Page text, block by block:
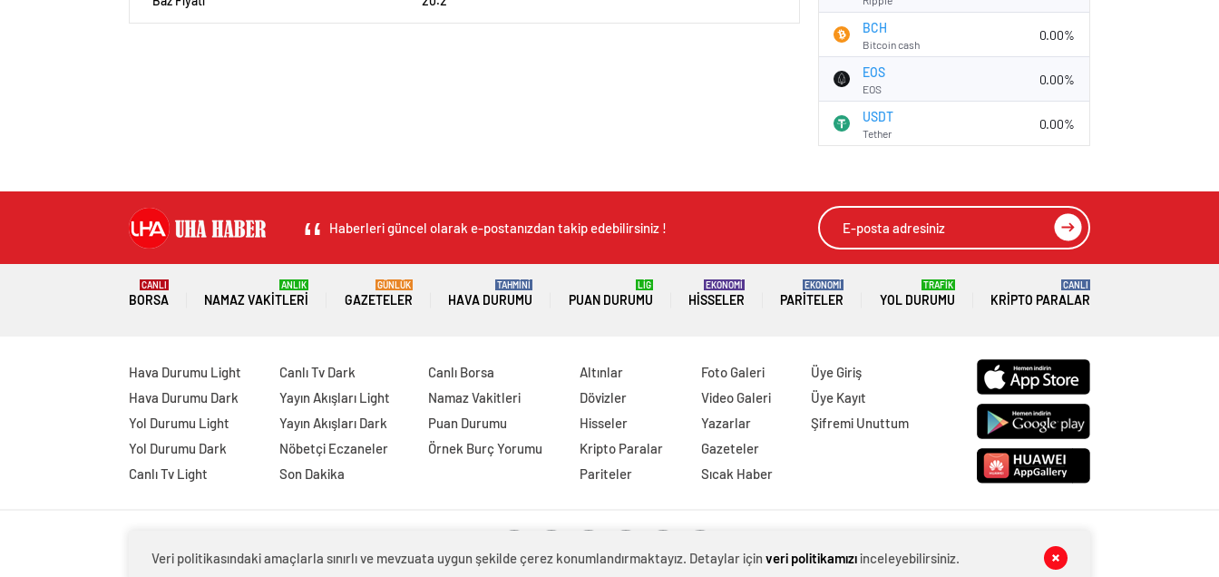
BCH
Bitcoin cash
0.00%
EOS
EOS
0.00%
USDT
Tether
0.00%
Haberleri güncel olarak e-postanızdan takip edebilirsiniz !
BORSA
CANLI
NAMAZ VAKITLERI
ANLIK
GAZETELER
GÜNLÜK
HAVA DURUMU
TAHMİNİ
PUAN DURUMU
LİG
HISSELER
EKONOMİ
PARITELER
EKONOMİ
YOL DURUMU
TRAFİK
KRIPTO PARALAR
CANLI
Hava Durumu Light
Hava Durumu Dark
Yol Durumu Light
Yol Durumu Dark
Canlı Tv Light
Canlı Tv Dark
Yayın Akışları Light
Yayın Akışları Dark
Nöbetçi Eczaneler
Son Dakika
Canlı Borsa
Namaz Vakitleri
Puan Durumu
Örnek Burç Yorumu
Altınlar
Dövizler
Hisseler
Kripto Paralar
Pariteler
Foto Galeri
Video Galeri
Yazarlar
Gazeteler
Sıcak Haber
Üye Giriş
Üye Kayıt
Şifremi Unuttum
Veri politikasındaki amaçlarla sınırlı ve mevzuata uygun şekilde çerez konumlandırmaktayız. Detaylar için veri politikamızıinceleyebilirsiniz.